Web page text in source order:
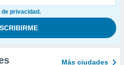
de privacidad.
Más ciudades